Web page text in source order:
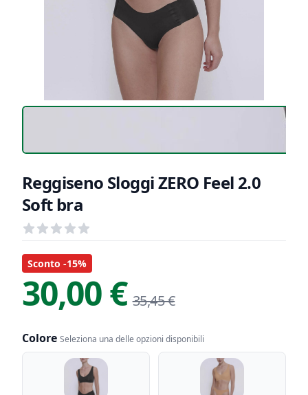
Reggiseno Sloggi ZERO Feel 2.0
Soft bra
Recensioni
out of 5 stars
Informazioni Prodotto
Descrizione riassuntiva
Sconto -15%
30,00 € 35,45 €
Colore Seleziona una delle opzioni disponibili
Colore